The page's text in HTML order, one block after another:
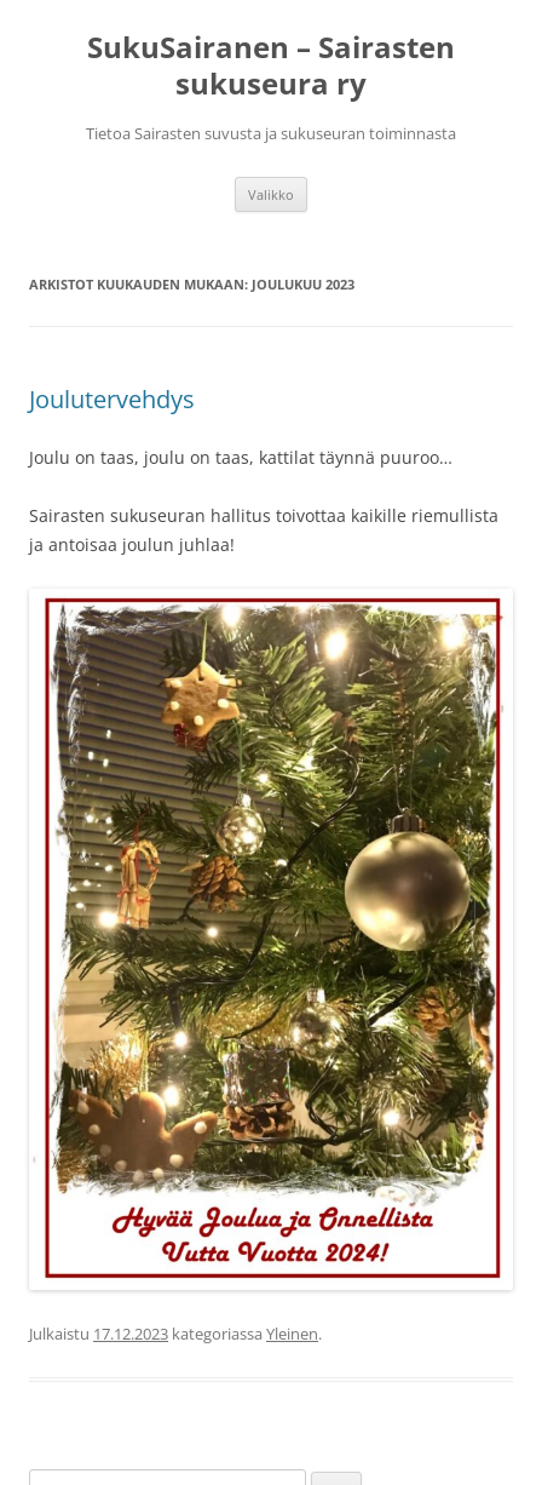
SukuSairanen – Sairasten
sukuseura ry
Tietoa Sairasten suvusta ja sukuseuran toiminnasta
Valikko
ARKISTOT KUUKAUDEN MUKAAN: JOULUKUU 2023
Joulutervehdys
Joulu on taas, joulu on taas, kattilat täynnä puuroo…
Sairasten sukuseuran hallitus toivottaa kaikille riemullista
ja antoisaa joulun juhlaa!
Julkaistu 17.12.2023 kategoriassa Yleinen.